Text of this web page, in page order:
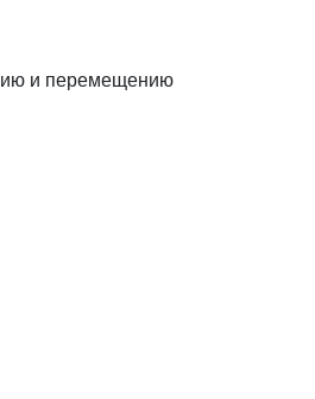
и перемещению